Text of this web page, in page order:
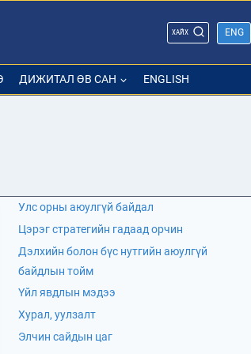
ХАЙХ ENG
ДИЖИТАЛ ӨВ САН ENGLISH
Улс орны аюулгүй байдал
Цэрэг стратегийн гадаад орчин
Дэлхийн болон бүс нутгийн аюулгүй
байдлын тойм
Үйл явдлын мэдээ
Хурал, уулзалт
Элчин сайдын цаг